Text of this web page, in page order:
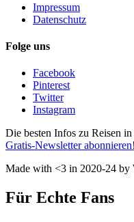
Impressum
Datenschutz
Folge uns
Facebook
Pinterest
Twitter
Instagram
Die besten Infos zu Reisen
Gratis-Newsletter abonnieren!
Made with <3 in 2020-24 by
Für Echte Fans